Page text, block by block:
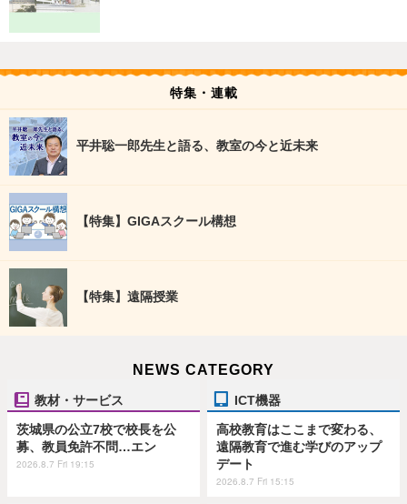
特集・連載
平井聡一郎先生と語る、教室の今と近未来
【特集】GIGAスクール構想
【特集】遠隔授業
NEWS CATEGORY
教材・サービス
茨城県の公立7校で校長を公
募、教員免許不問…エン
2026.8.7 Fri 19:15
ICT機器
高校教育はここまで変わる、
遠隔教育で進む学びのアップ
デート
2026.8.7 Fri 15:15